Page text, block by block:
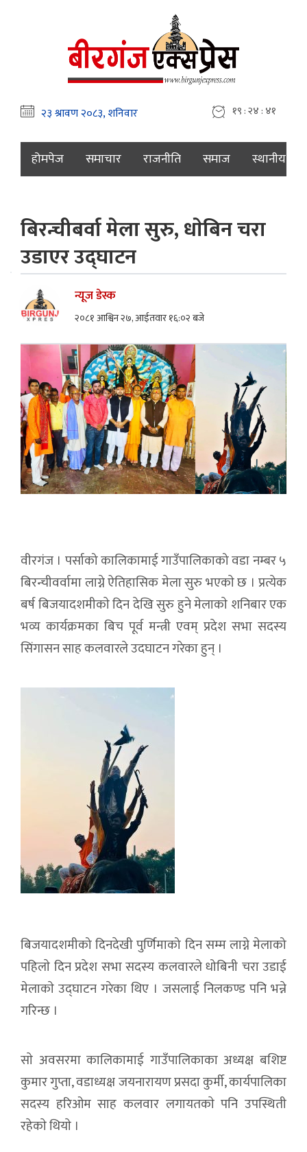
१९ : २४ : ४२
होमपेज समाचार राजनीति समाज स्थानीय
बिरन्चीबर्वा मेला सुरु, धाेबिन चरा
उडाएर उद्घाटन
न्यूज डेस्क
२०८१ आश्विन २७, आईतवार १६:०२ बजे
वीरगंज । पर्साको कालिकामाई गाउँपालिकाको वडा नम्बर ५
बिरन्चीवर्वामा लाग्ने ऐतिहासिक मेला सुरु भएकाे छ । प्रत्येक
बर्ष बिजयादशमीकाे दिन देखि सुरु हुने मेलाकाे शनिबार एक
भव्य कार्यक्रमका बिच पूर्व मन्त्री एवम् प्रदेश सभा सदस्य
सिंगासन साह कलवारले उदघाटन गरेका हुन् ।
बिजयादशमीको दिनदेखी पुर्णिमाको दिन सम्म लाग्ने मेलाको
पहिलाे दिन प्रदेश सभा सदस्य कलवारले धोबिनी चरा उडाई
मेलाकाे उद्घाटन गरेका थिए । जसलाई निलकण्ड पनि भन्ने
गरिन्छ ।
साे अवसरमा कालिकामाई गाउँपालिकाका अध्यक्ष बशिष्ट
कुमार गुप्ता, वडाध्यक्ष जयनारायण प्रसदा कुर्मी, कार्यपालिका
सदस्य हरिओम साह कलवार लगायतकाे पनि उपस्थिती
रहेकाे थियाे ।